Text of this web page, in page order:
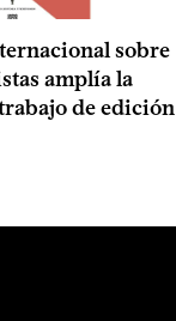
sobre
amplía la
de edición